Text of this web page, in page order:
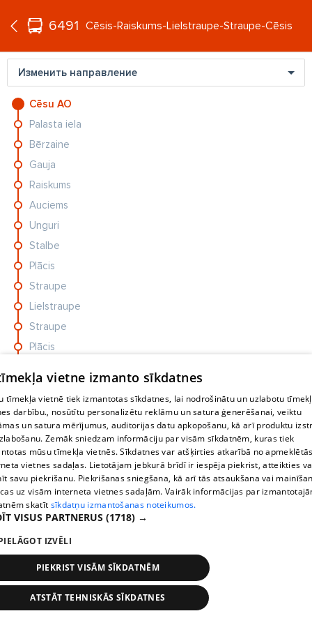
RU +20 °C
6491 Cēsis-Raiskums-Lielstraupe-Straupe-Cēsis
Изменить направление
Cēsu AO
Palasta iela
Bērzaine
Gauja
Raiskums
Auciems
Unguri
Stalbe
Plācis
Straupe
Lielstraupe
Straupe
Plācis
Unguri
Auciems
Raiskums
Gauja
Cēsu AO
Emīls Balceris par laulību: “Es
gribēju precēties - tā bija mana
iniciatīva”
Oстановки Время
vietne izmanto sīkdatnes
tīmekļa vietnē tiek izmantotas sīkdatnes, lai nodrošinātu un uzlabotu
darbību., nosūtītu personalizētu reklāmu un satura ģenerēšanai, veiktu
un satura mērījumus, auditorijas datu apkopošanu, kā arī produktu
Zemāk sniedzam informāciju par visām sīkdatnēm, kuras tiek
mūsu tīmekļa vietnēs. Sīkdatnes var atšķirties atkarībā no
vietnes sadaļas. Lietotājam jebkurā brīdī ir iespēja piekrist, atteikties
savu piekrišanu. Piekrišanas sniegšana, kā arī tās atsaukšana vai
uz visām interneta vietnes sadaļām. Vairāk informācijas par
skatīt sīkdatņu izmantošanas noteikumos.
VISUS PARTNERUS (1718) →
IZVĒLI
PIEKRIST VISĀM SĪKDATNĒM
ATSTĀT TEHNISKĀS SĪKDATNES